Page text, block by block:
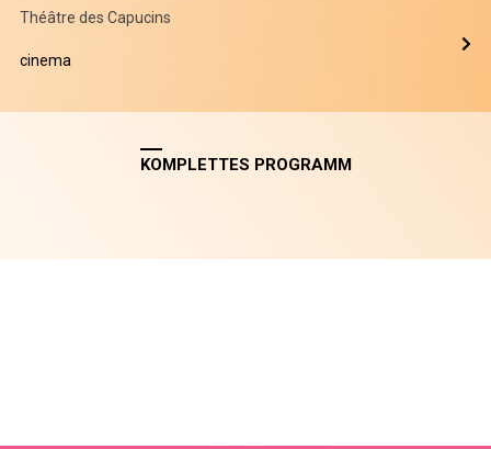
Théâtre des Capucins
cinema
KOMPLETTES PROGRAMM